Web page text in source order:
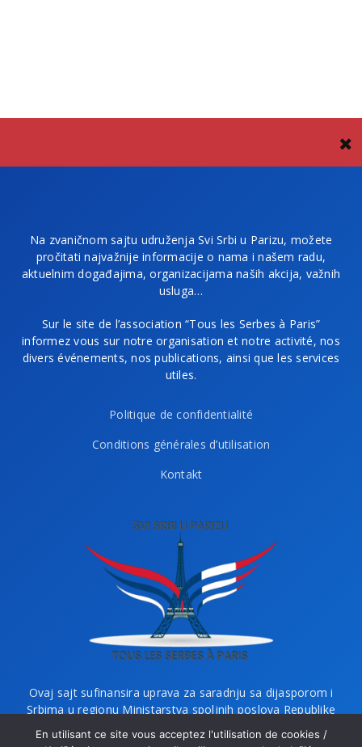
Na zvaničnom sajtu udruženja Svi Srbi u Parizu, možete
pročitati najvažnije informacije o nama i našem radu,
aktuelnim događajima, organizacijama naših akcija, važnih
usluga…
Sur le site de l’association “Tous les Serbes à Paris”
informez vous sur notre organisation et notre activité, nos
divers événements, nos publications, ainsi que les services
utiles.
Politique de confidentialité
Conditions générales d’utilisation
Kontakt
Ovaj sajt sufinansira uprava za saradnju sa dijasporom i
Srbima u regionu Ministarstva spoljnih poslova Republike
Srbije i Ministarstvo bez portfelja zaduženo za dijasporu.
En utilisant ce site vous acceptez l'utilisation de cookies /